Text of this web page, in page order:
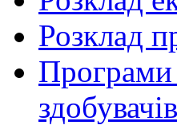
Розклад
Програми
здобувачів